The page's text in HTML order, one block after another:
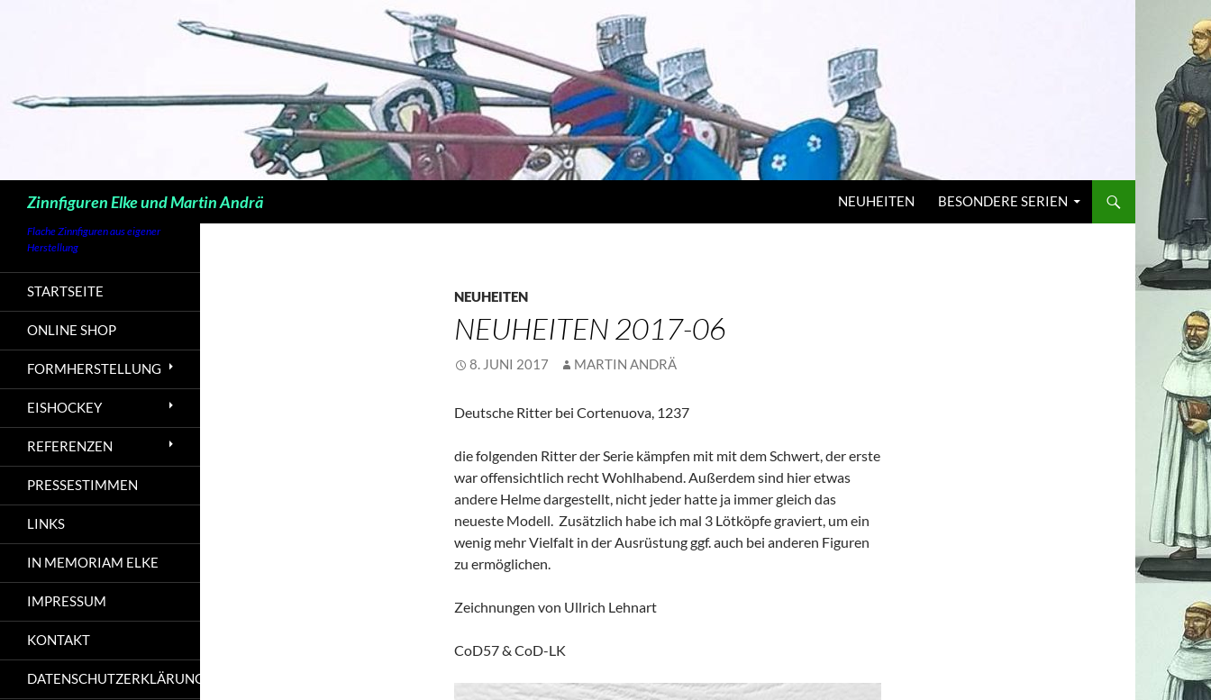
Zinnfiguren Elke und Martin Andrä NEUHEITEN BESONDERE SERIEN
NEUHEITEN
NEUHEITEN 2017-06
8. JUNI 2017 MARTIN ANDRÄ
Deutsche Ritter bei Cortenuova, 1237
die folgenden Ritter der Serie kämpfen mit mit dem Schwert, der erste
war offensichtlich recht Wohlhabend. Außerdem sind hier etwas
andere Helme dargestellt, nicht jeder hatte ja immer gleich das
neueste Modell. Zusätzlich habe ich mal 3 Lötköpfe graviert, um ein
wenig mehr Vielfalt in der Ausrüstung ggf. auch bei anderen Figuren
zu ermöglichen.
Zeichnungen von Ullrich Lehnart
CoD57 & CoD-LK
Flache Zinnfiguren aus eigener
Herstellung
STARTSEITE
ONLINE SHOP
FORMHERSTELLUNG
EISHOCKEY
REFERENZEN
PRESSESTIMMEN
LINKS
IN MEMORIAM ELKE
IMPRESSUM
KONTAKT
DATENSCHUTZERKLÄRUNG